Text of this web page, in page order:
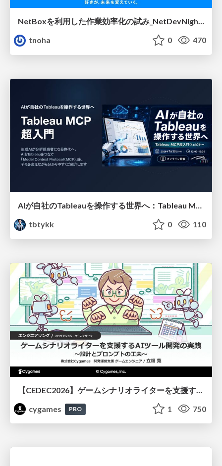
tnoha
0 470
AIが自社のTableauを操作する世界へ：Tableau MCP超入門
tbtykk
0 110
cygames
PRO 1 750